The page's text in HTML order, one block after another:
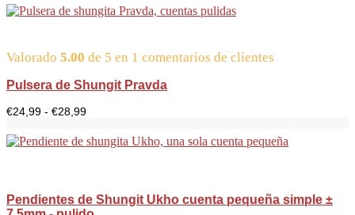
Valorado 5.00 de 5 en 1 comentarios de clientes
Pulsera de Shungit Pravda
€24,99 - €28,99Precio:
24,99
a
Pendientes de Shungit Ukho cuenta pequeña simple ±